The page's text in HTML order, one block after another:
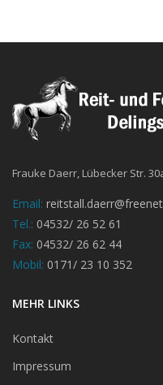
Frauke Daerr, Lübecker Str.
Email:
Tel.: 04532/ 26 52 61
Fax: 04532/ 26 62 44
Mobil: 0171/ 23 10 352
MEHR LINKS
Kontakt
Impressum